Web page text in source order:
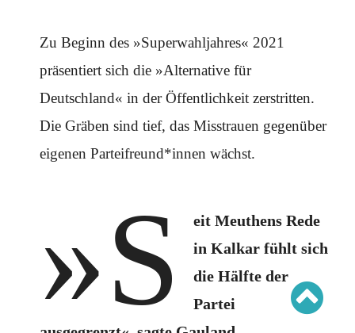
Schwerpunkt »Reichsbürger«
Schwerpunkt NPD
Ausgabe 221
Ausgabe 219
Ausgabe 218
Zu Beginn des »Superwahljahres« 2021
präsentiert sich die »Alternative für
Deutschland« in der Öffentlichkeit zerstritten.
Die Gräben sind tief, das Misstrauen gegenüber
eigenen Parteifreund*innen wächst.
»S
eit Meuthens Rede
in Kalkar fühlt sich
die Hälfte der
Partei